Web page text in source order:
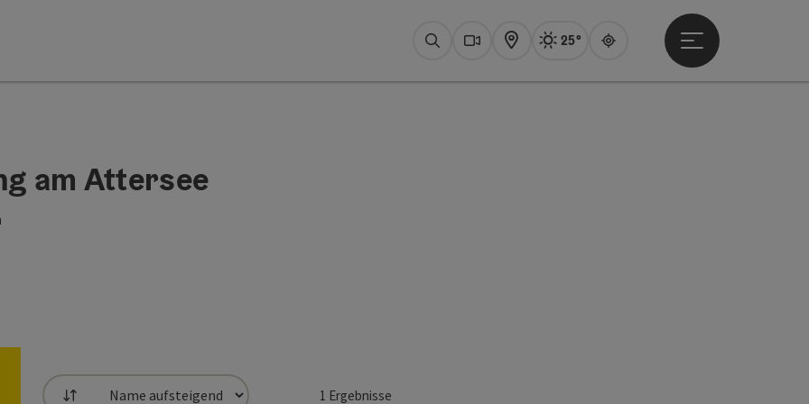
SuchenWebcams
Karte Aktuelles WetterAttersee, sonnig
25°
Guide
Hauptmenü öffnen
am Attersee
1 Ergebnisse